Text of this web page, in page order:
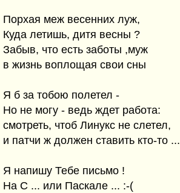
Порхая меж весенних луж,
Куда летишь, дитя весны ?
Забыв, что есть заботы ,муж
в жизнь воплощая свои сны
Я б за тобою полетел -
Но не могу - ведь ждет работа:
смотреть, чтоб Линукс не слетел,
и патчи ж должен ставить кто-то ...
Я напишу Тебе письмо !
На С ... или Паскале ... :-(